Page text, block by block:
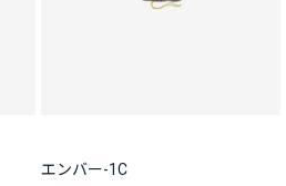
エンバー-1C